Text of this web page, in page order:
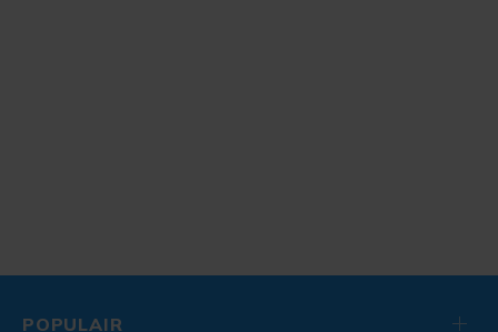
POPULAIR